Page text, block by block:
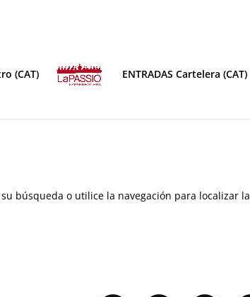
(CAT) ENTRADAS Cartelera (CAT)
búsqueda o utilice la navegación para localizar la